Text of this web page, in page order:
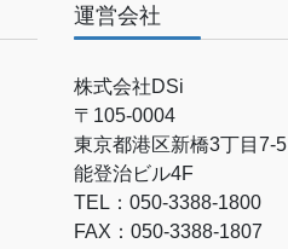
運営会社
株式会社DSi
〒105-0004
東京都港区新橋3丁目7-5
能登治ビル4F
TEL：050-3388-1800
FAX：050-3388-1807